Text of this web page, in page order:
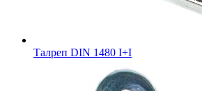
Талреп DIN 1480 I+I